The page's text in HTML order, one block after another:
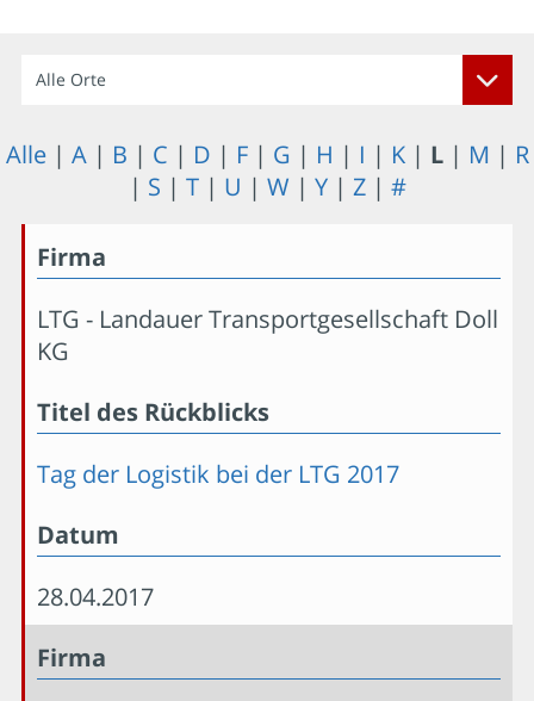
Alle Orte
Alle| A| B | C | D | F| G | H | I | K| L| M | R
| S | T| U | W | Y| Z| #
Firma
LTG - Landauer Transportgesellschaft Doll
KG
Titel des Rückblicks
Tag der Logistik bei der LTG 2017
Datum
28.04.2017
Firma